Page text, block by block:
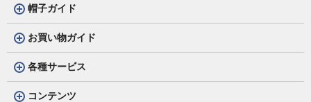
帽子ガイド
お買い物ガイド
各種サービス
コンテンツ